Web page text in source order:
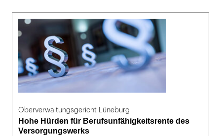
Oberverwaltungsgericht Lüneburg
Hohe Hürden für Berufsunfähigkeitsrente des
Versorgungswerks